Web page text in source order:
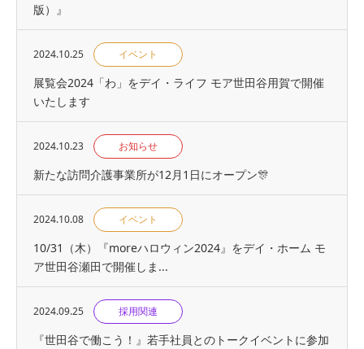
版）』
2024.10.25 イベント
展覧会2024「わ」をデイ・ライフ モア世田谷用賀で開催
いたします
2024.10.23 お知らせ
新たな訪問介護事業所が12月1日にオープン🎊
2024.10.08 イベント
10/31（木）『moreハロウィン2024』をデイ・ホーム モ
ア世田谷瀬田で開催しま...
2024.09.25 採用関連
『世⽥⾕で働こう！』若手社員とのトークイベントに参加